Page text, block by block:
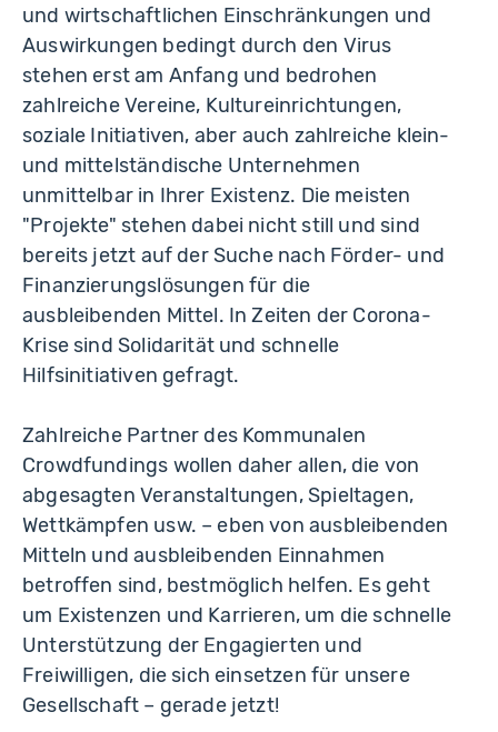
und wirtschaftlichen Einschränkungen und
Auswirkungen bedingt durch den Virus
stehen erst am Anfang und bedrohen
zahlreiche Vereine, Kultureinrichtungen,
soziale Initiativen, aber auch zahlreiche klein-
und mittelständische Unternehmen
unmittelbar in Ihrer Existenz. Die meisten
"Projekte" stehen dabei nicht still und sind
bereits jetzt auf der Suche nach Förder- und
Finanzierungslösungen für die
ausbleibenden Mittel. In Zeiten der Corona-
Krise sind Solidarität und schnelle
Hilfsinitiativen gefragt.
Zahlreiche Partner des Kommunalen
Crowdfundings wollen daher allen, die von
abgesagten Veranstaltungen, Spieltagen,
Wettkämpfen usw. – eben von ausbleibenden
Mitteln und ausbleibenden Einnahmen
betroffen sind, bestmöglich helfen. Es geht
um Existenzen und Karrieren, um die schnelle
Unterstützung der Engagierten und
Freiwilligen, die sich einsetzen für unsere
Gesellschaft – gerade jetzt!